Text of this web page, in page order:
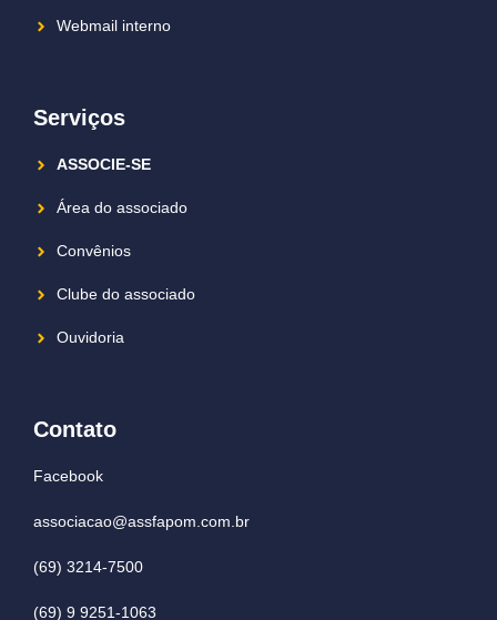
Webmail interno
Serviços
ASSOCIE-SE
Área do associado
Convênios
Clube do associado
Ouvidoria
Contato
Facebook
associacao@assfapom.com.br
(69) 3214-7500
(69) 9 9251-1063